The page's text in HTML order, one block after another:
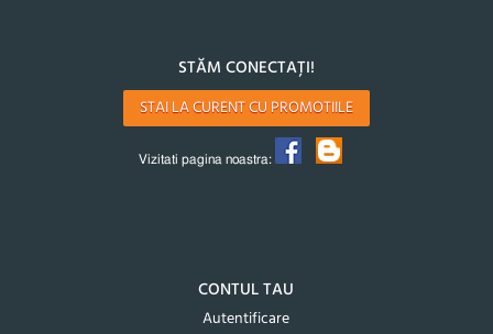
STĂM CONECTAȚI!
STAI LA CURENT CU PROMOTIILE
Vizitati pagina noastra:
CONTUL TAU
Autentificare